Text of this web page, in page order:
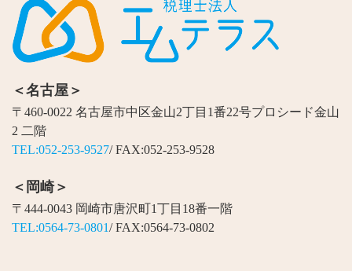
＜名古屋＞
〒460-0022 名古屋市中区金山2丁目1番22号プロシード金山
2 二階
TEL:052-253-9527/ FAX:052-253-9528
＜岡崎＞
〒444-0043 岡崎市唐沢町1丁目18番一階
TEL:0564-73-0801/ FAX:0564-73-0802